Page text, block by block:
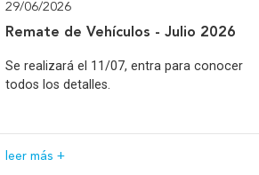
29/06/2026
Remate de Vehículos - Julio 2026
Se realizará el 11/07, entra para conocer
todos los detalles.
leer más +